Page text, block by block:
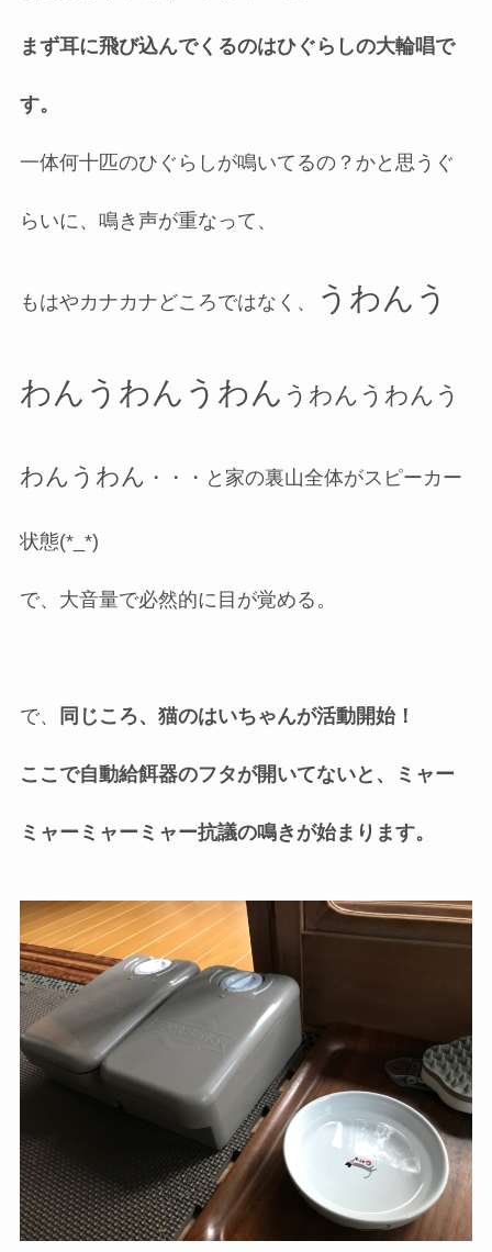
まず耳に飛び込んでくるのはひぐらしの大輪唱で
す。
一体何十匹のひぐらしが鳴いてるの？かと思うぐ
らいに、鳴き声が重なって、
もはやカナカナどころではなく、 うわんう
わんうわんうわん うわんうわんう
わんうわん ・・・と家の裏山全体がスピーカー
状態(*_*)
で、大音量で必然的に目が覚める。
で、 同じころ、猫のはいちゃんが活動開始！
ここで自動給餌器のフタが開いてないと、ミャー
ミャーミャーミャー抗議の鳴きが始まります。